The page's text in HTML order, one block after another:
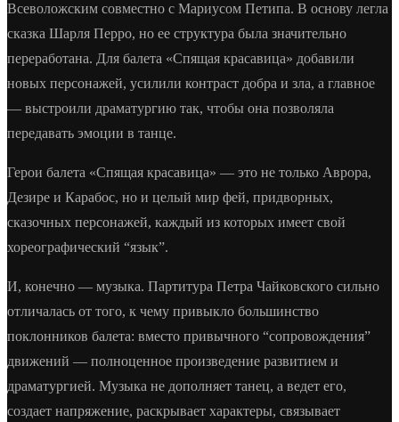
Всеволожским совместно с Мариусом Петипа. В основу легла
сказка Шарля Перро, но ее структура была значительно
переработана. Для балета «Спящая красавица» добавили
новых персонажей, усилили контраст добра и зла, а главное
— выстроили драматургию так, чтобы она позволяла
передавать эмоции в танце.
Герои балета «Спящая красавица» — это не только Аврора,
Дезире и Карабос, но и целый мир фей, придворных,
сказочных персонажей, каждый из которых имеет свой
хореографический “язык”.
И, конечно — музыка. Партитура Петра Чайковского сильно
отличалась от того, к чему привыкло большинство
поклонников балета: вместо привычного “сопровождения”
движений — полноценное произведение развитием и
драматургией. Музыка не дополняет танец, а ведет его,
создает напряжение, раскрывает характеры, связывает